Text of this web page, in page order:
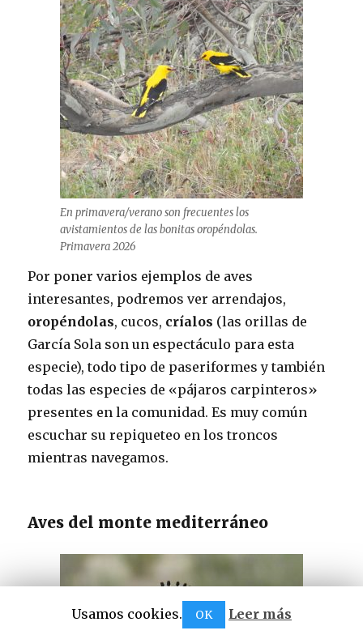
En primavera/verano son frecuentes los
avistamientos de las bonitas oropéndolas.
Primavera 2026
Por poner varios ejemplos de aves
interesantes, podremos ver arrendajos,
oropéndolas, cucos, críalos (las orillas de
García Sola son un espectáculo para esta
especie), todo tipo de paseriformes y también
todas las especies de «pájaros carpinteros»
presentes en la comunidad. Es muy común
escuchar su repiqueteo en los troncos
mientras navegamos.
Aves del monte mediterráneo
Usamos cookies. OK Leer más